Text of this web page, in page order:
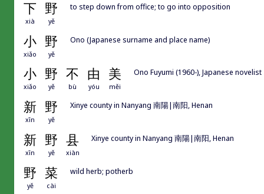
下 野
xià yě
to step down from office; to go into opposition
小 野
xiǎo yě
Ono (Japanese surname and place name)
小 野 不 由 美
xiǎo yě bù yóu měi
Ono Fuyumi (1960-), Japanese novelist
新 野
xīn yě
Xinye county in Nanyang 南陽|南阳, Henan
新 野 县
xīn yě xiàn
Xinye county in Nanyang 南陽|南阳, Henan
野 菜
yě cài
wild herb; potherb